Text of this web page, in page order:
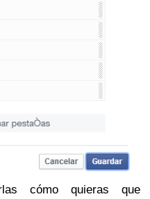
cómo quieras que